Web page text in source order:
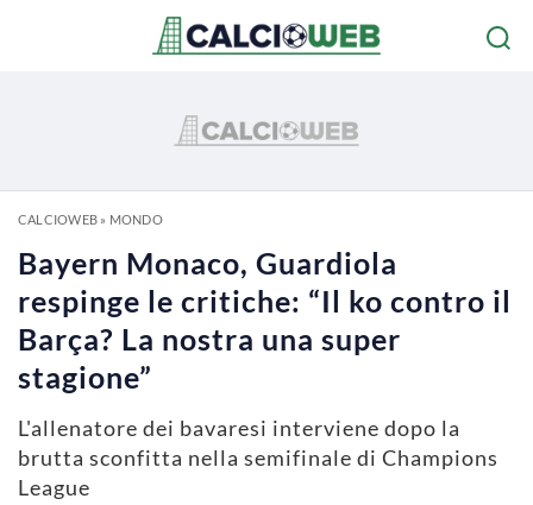
CALCIOWEB» MONDO
Bayern Monaco, Guardiola
respinge le critiche: “Il ko contro il
Barça? La nostra una super
stagione”
L'allenatore dei bavaresi interviene dopo la
brutta sconfitta nella semifinale di Champions
League